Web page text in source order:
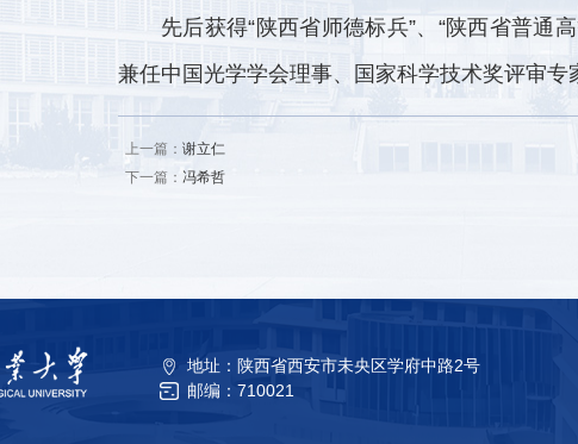
先后获得“陕西省师德标兵”、“陕西省普通
兼任中国光学学会理事、国家科学技术奖评审专
上一篇： 谢立仁
下一篇： 冯希哲
地址：陕西省西安市未央区学府中路2号
邮编：710021